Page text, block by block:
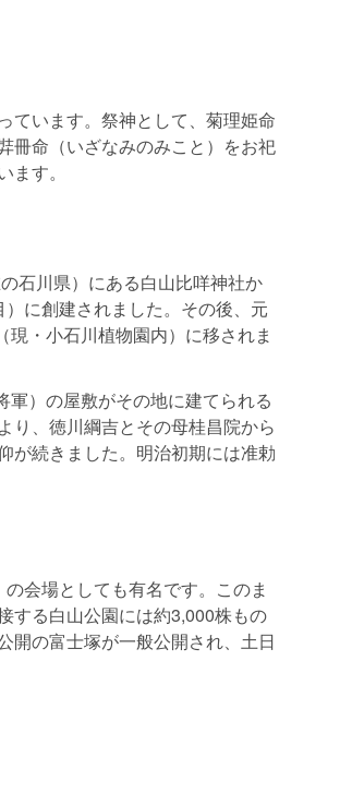
ています。祭神として、菊理姫命
冊命（いざなみのみこと）をお祀
す。
石川県）にある白山比咩神社か
に創建されました。その後、元
・小石川植物園内）に移されま
）の屋敷がその地に建てられる
り、徳川綱吉とその母桂昌院から
が続きました。明治初期には准勅
会場としても有名です。このま
する白山公園には約3,000株もの
開の富士塚が一般公開され、土日